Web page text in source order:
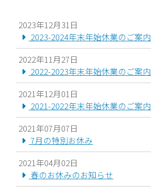
2023年12月31日
2023-2024年末年始休業のご案内
2022年11月27日
2022-2023年末年始休業のご案内
2021年12月01日
2021-2022年末年始休業のご案内
2021年07月07日
7月の特別お休み
2021年04月02日
春のお休みのお知らせ